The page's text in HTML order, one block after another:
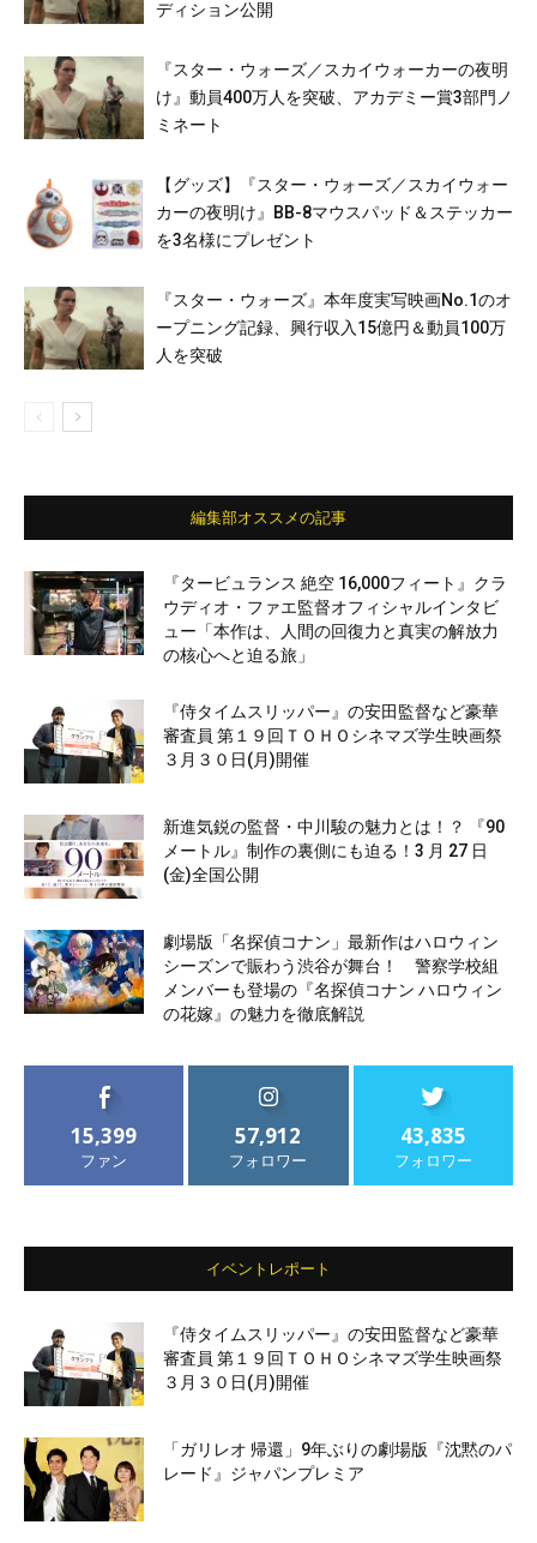
ディション公開
『スター・ウォーズ／スカイウォーカーの夜明
け』動員400万人を突破、アカデミー賞3部門ノ
ミネート
【グッズ】『スター・ウォーズ／スカイウォー
カーの夜明け』BB-8マウスパッド＆ステッカー
を3名様にプレゼント
『スター・ウォーズ』本年度実写映画No.1のオ
ープニング記録、興行収入15億円＆動員100万
人を突破
編集部オススメの記事
『タービュランス 絶空 16,000フィート』クラ
ウディオ・ファエ監督オフィシャルインタビ
ュー「本作は、人間の回復力と真実の解放力
の核心へと迫る旅」
『侍タイムスリッパー』の安田監督など豪華
審査員 第１９回ＴＯＨＯシネマズ学生映画祭
３月３０日(月)開催
新進気鋭の監督・中川駿の魅力とは！？ 『90
メートル』制作の裏側にも迫る！3 月 27 日
(金)全国公開
劇場版「名探偵コナン」最新作はハロウィン
シーズンで賑わう渋谷が舞台！ 警察学校組
メンバーも登場の『名探偵コナン ハロウィン
の花嫁』の魅力を徹底解説
15,399
ファン
57,912
フォロワー
43,835
フォロワー
イベントレポート
『侍タイムスリッパー』の安田監督など豪華
審査員 第１９回ＴＯＨＯシネマズ学生映画祭
３月３０日(月)開催
「ガリレオ 帰還」9年ぶりの劇場版『沈黙のパ
レード』ジャパンプレミア